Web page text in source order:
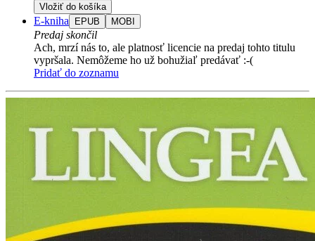
Vložiť do košíka
E-kniha EPUB MOBI
Predaj skončil
Ach, mrzí nás to, ale platnosť licencie na predaj tohto titulu
vypršala. Nemôžeme ho už bohužiaľ predávať :-(
Pridať do zoznamu